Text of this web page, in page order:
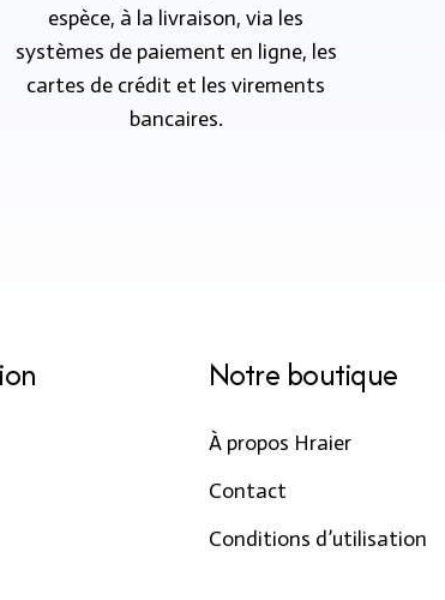
espèce, à la livraison, via les
systèmes de paiement en ligne, les
cartes de crédit et les virements
bancaires.
Notre boutique
À propos Hraier
Contact
Conditions d’utilisation